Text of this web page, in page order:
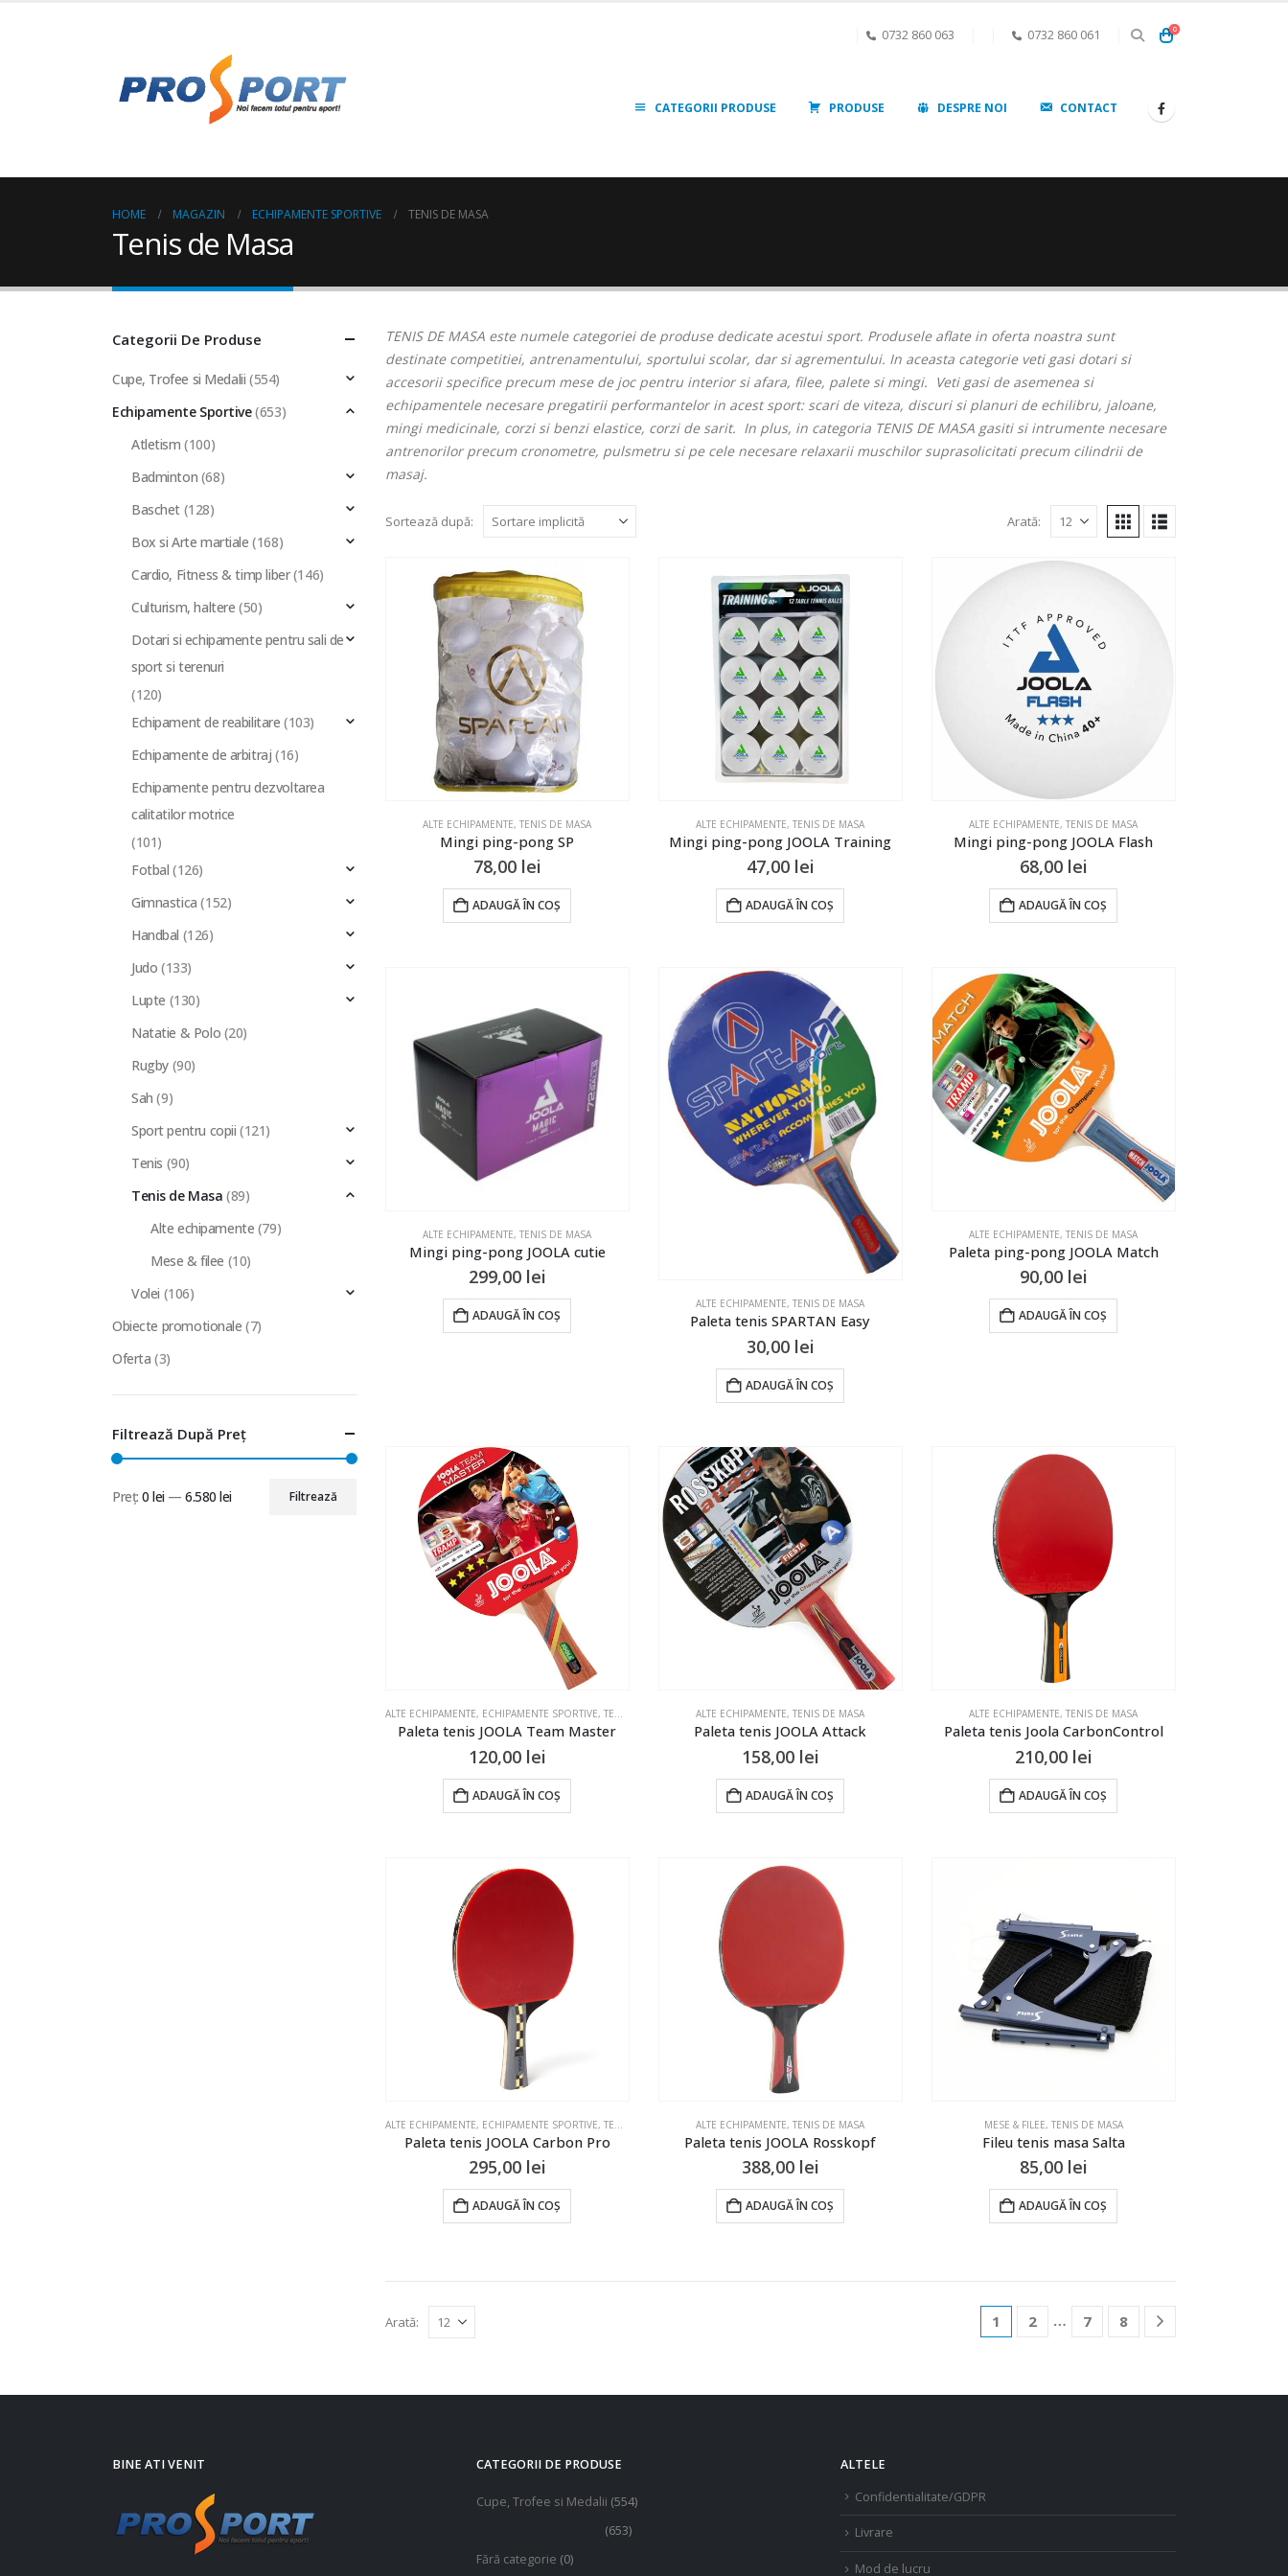
0732 860 063 0732 860 061 0
CATEGORII PRODUSE PRODUSE DESPRE NOI CONTACT
HOME MAGAZIN ECHIPAMENTE SPORTIVE TENIS DE MASA
Tenis de Masa
TENIS DE MASA este numele categoriei de produse dedicate acestui sport. Produsele aflate in oferta noastra sunt
destinate competitiei, antrenamentului, sportului scolar, dar si agrementului. In aceasta categorie veti gasi dotari si
accesorii specifice precum mese de joc pentru interior si afara, filee, palete si mingi. Veti gasi de asemenea si
echipamentele necesare pregatirii performantelor in acest sport: scari de viteza, discuri si planuri de echilibru, jaloane,
mingi medicinale, corzi si benzi elastice, corzi de sarit. In plus, in categoria TENIS DE MASA gasiti si intrumente necesare
antrenorilor precum cronometre, pulsmetru si pe cele necesare relaxarii muschilor suprasolicitati precum cilindrii de
masaj.
Sortează după: Arată:
ALTE ECHIPAMENTE,TENIS DE MASA
Mingi ping-pong SP
78,00 lei
ADAUGĂ ÎN COȘ
ALTE ECHIPAMENTE,TENIS DE MASA
Mingi ping-pong JOOLA Training
47,00 lei
ADAUGĂ ÎN COȘ
ALTE ECHIPAMENTE,TENIS DE MASA
Mingi ping-pong JOOLA Flash
68,00 lei
ADAUGĂ ÎN COȘ
ALTE ECHIPAMENTE,TENIS DE MASA
Mingi ping-pong JOOLA cutie
299,00 lei
ADAUGĂ ÎN COȘ
ALTE ECHIPAMENTE,TENIS DE MASA
Paleta tenis SPARTAN Easy
30,00 lei
ADAUGĂ ÎN COȘ
ALTE ECHIPAMENTE,TENIS DE MASA
Paleta ping-pong JOOLA Match
90,00 lei
ADAUGĂ ÎN COȘ
ALTE ECHIPAMENTE, ECHIPAMENTE SPORTIVE, TENIS DE MASA
Paleta tenis JOOLA Team Master
120,00 lei
ADAUGĂ ÎN COȘ
ALTE ECHIPAMENTE,TENIS DE MASA
Paleta tenis JOOLA Attack
158,00 lei
ADAUGĂ ÎN COȘ
ALTE ECHIPAMENTE,TENIS DE MASA
Paleta tenis Joola CarbonControl
210,00 lei
ADAUGĂ ÎN COȘ
ALTE ECHIPAMENTE, ECHIPAMENTE SPORTIVE, TENIS DE MASA
Paleta tenis JOOLA Carbon Pro
295,00 lei
ADAUGĂ ÎN COȘ
ALTE ECHIPAMENTE,TENIS DE MASA
Paleta tenis JOOLA Rosskopf
388,00 lei
ADAUGĂ ÎN COȘ
MESE & FILEE, TENIS DE MASA
Fileu tenis masa Salta
85,00 lei
ADAUGĂ ÎN COȘ
Arată: 1 2 … 7 8
Categorii De Produse
Cupe, Trofee si Medalii (554)
Echipamente Sportive(653)
Atletism (100)
Badminton (68)
Baschet (128)
Box si Arte martiale (168)
Cardio, Fitness & timp liber(146)
Culturism, haltere (50)
Dotari si echipamente pentru sali de
sport si terenuri
(120)
Echipament de reabilitare (103)
Echipamente de arbitraj (16)
Echipamente pentru dezvoltarea
calitatilor motrice
(101)
Fotbal (126)
Gimnastica (152)
Handbal (126)
Judo (133)
Lupte (130)
Natatie & Polo (20)
Rugby (90)
Sah (9)
Sport pentru copii (121)
Tenis (90)
Tenis de Masa (89)
Alte echipamente (79)
Mese & filee (10)
Volei (106)
Obiecte promotionale (7)
Oferta (3)
Filtrează După Preț
Preț
Preț
Filtrează
Preț:0 lei—6.580 lei
BINE ATI VENIT CATEGORII DE PRODUSE
Cupe, Trofee si Medalii (554)
(653)
Fără categorie (0)
ALTELE
Confidentialitate/GDPR
Livrare
Mod de lucru